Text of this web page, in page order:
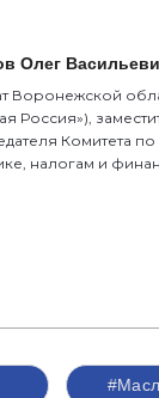
Олег
Воронежской
Россия»),
Комитета
налогам и